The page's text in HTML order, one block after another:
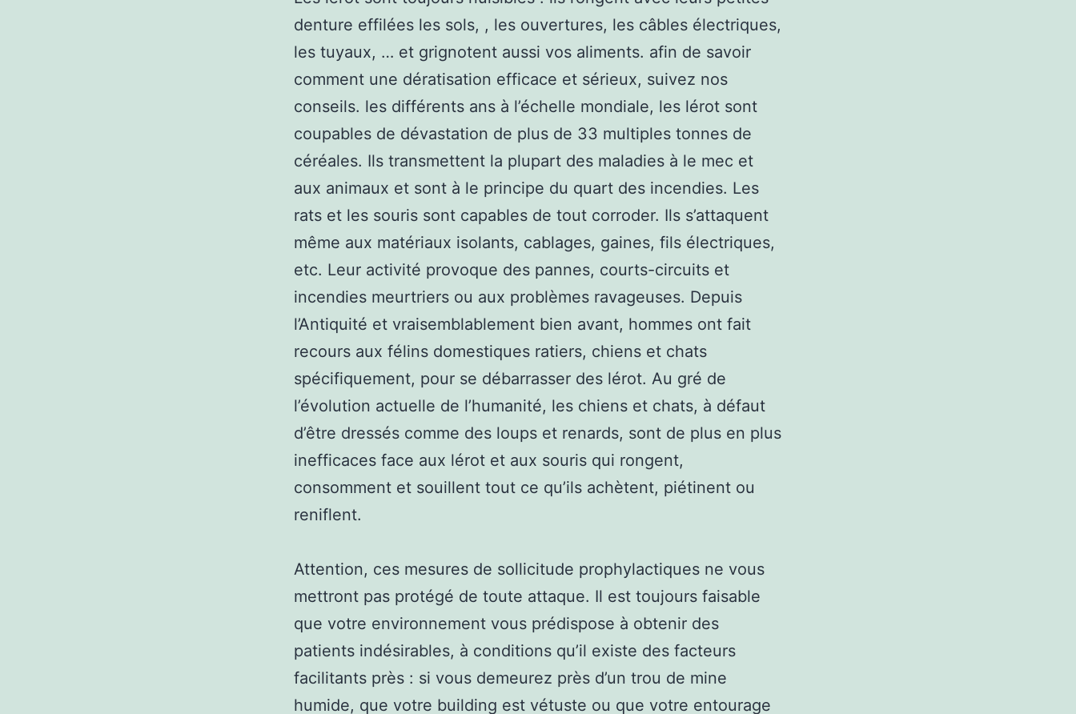
denture effilées les sols, , les ouvertures, les câbles électriques,
les tuyaux, … et grignotent aussi vos aliments. afin de savoir
comment une dératisation efficace et sérieux, suivez nos
conseils. les différents ans à l’échelle mondiale, les lérot sont
coupables de dévastation de plus de 33 multiples tonnes de
céréales. Ils transmettent la plupart des maladies à le mec et
aux animaux et sont à le principe du quart des incendies. Les
rats et les souris sont capables de tout corroder. Ils s’attaquent
même aux matériaux isolants, cablages, gaines, fils électriques,
etc. Leur activité provoque des pannes, courts-circuits et
incendies meurtriers ou aux problèmes ravageuses. Depuis
l’Antiquité et vraisemblablement bien avant, hommes ont fait
recours aux félins domestiques ratiers, chiens et chats
spécifiquement, pour se débarrasser des lérot. Au gré de
l’évolution actuelle de l’humanité, les chiens et chats, à défaut
d’être dressés comme des loups et renards, sont de plus en plus
inefficaces face aux lérot et aux souris qui rongent,
consomment et souillent tout ce qu’ils achètent, piétinent ou
reniflent.
Attention, ces mesures de sollicitude prophylactiques ne vous
mettront pas protégé de toute attaque. Il est toujours faisable
que votre environnement vous prédispose à obtenir des
patients indésirables, à conditions qu’il existe des facteurs
facilitants près : si vous demeurez près d’un trou de mine
humide, que votre building est vétuste ou que votre entourage